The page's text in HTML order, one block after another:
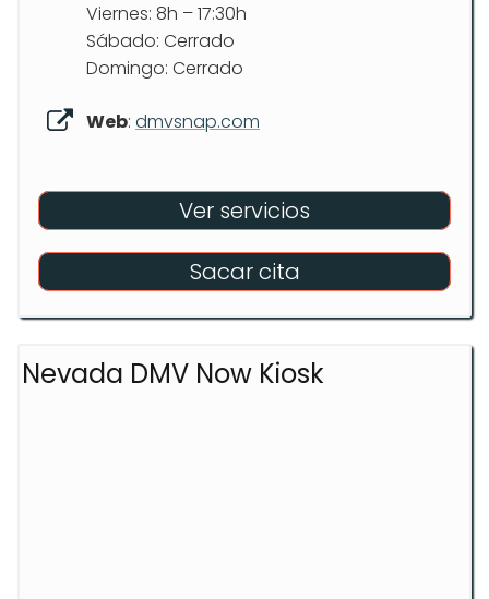
Viernes: 8h – 17:30h
Sábado: Cerrado
Domingo: Cerrado
Web: dmvsnap.com
Ver servicios
Sacar cita
Nevada DMV Now Kiosk